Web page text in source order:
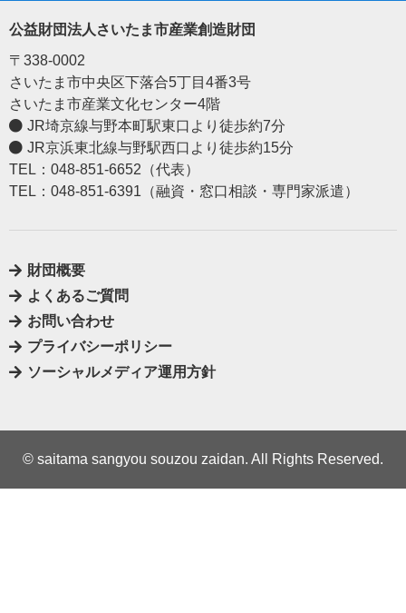
公益財団法人さいたま市産業創造財団
〒338-0002
さいたま市中央区下落合5丁目4番3号
さいたま市産業文化センター4階
JR埼京線与野本町駅東口より徒歩約7分
JR京浜東北線与野駅西口より徒歩約15分
TEL：048-851-6652（代表）
TEL：048-851-6391（融資・窓口相談・専門家派遣）
財団概要
よくあるご質問
お問い合わせ
プライバシーポリシー
ソーシャルメディア運用方針
© saitama sangyou souzou zaidan. All Rights Reserved.